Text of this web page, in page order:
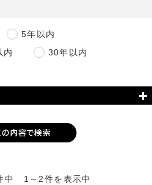
5年以内
内
30年以内
中 1～2件を表示中